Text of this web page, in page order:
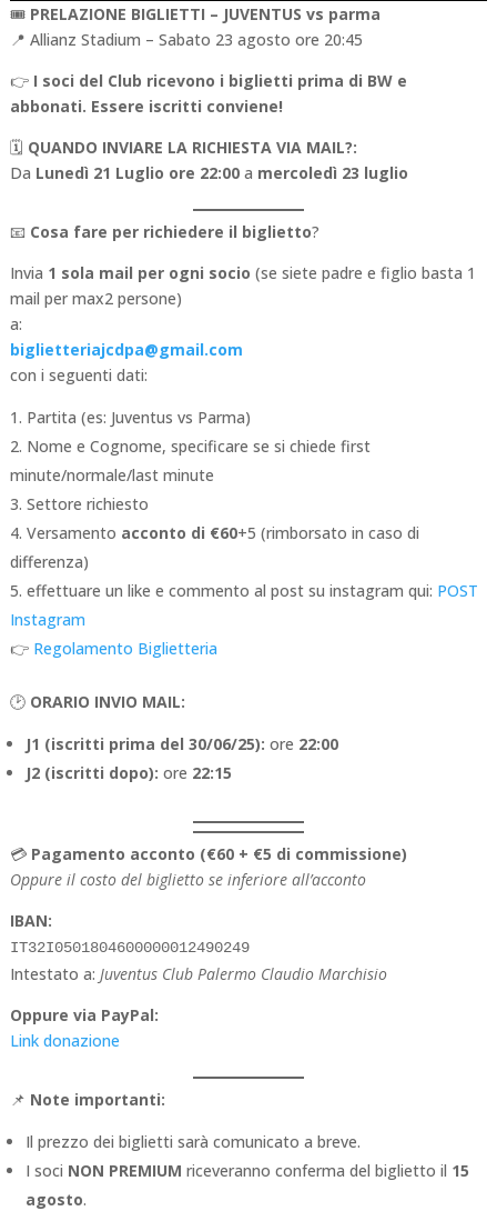
🎟️ PRELAZIONE BIGLIETTI – JUVENTUS vs parma
📍 Allianz Stadium – Sabato 23 agosto ore 20:45
👉 I soci del Club ricevono i biglietti prima di BW e
abbonati. Essere iscritti conviene!
🗓️ QUANDO INVIARE LA RICHIESTA VIA MAIL?:
Da Lunedì 21 Luglio ore 22:00a mercoledì 23 luglio
📧 Cosa fare per richiedere il biglietto?
Invia 1 sola mail per ogni socio (se siete padre e figlio basta 1
mail per max2 persone)
a:
biglietteriajcdpa@gmail.com
con i seguenti dati:
Partita (es: Juventus vs Parma)
Nome e Cognome, specificare se si chiede first
minute/normale/last minute
Settore richiesto
Versamento acconto di €60+5 (rimborsato in caso di
differenza)
effettuare un like e commento al post su instagram qui: POST
Instagram
👉 Regolamento Biglietteria
🕑 ORARIO INVIO MAIL:
J1 (iscritti prima del 30/06/25): ore 22:00
J2 (iscritti dopo): ore 22:15
💳 Pagamento acconto (€60 + €5 di commissione)
Oppure il costo del biglietto se inferiore all’acconto
IBAN:
IT32I0501804600000012490249
Intestato a: Juventus Club Palermo Claudio Marchisio
Oppure via PayPal:
Link donazione
📌 Note importanti:
Il prezzo dei biglietti sarà comunicato a breve.
I soci NON PREMIUM riceveranno conferma del biglietto il 15
agosto.